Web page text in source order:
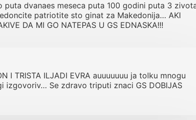
dvanaes meseca puta 100 godini puta 3
patriotite sto ginat za Makedonija… AKI
DA MI GO NATEPAS U GS EDNASKA!!!
I TRISTA ILJADI EVRA auuuuuuu ja tolku mnogu
izgovoriv… Se zdravo triputi znaci GS DOBIJAS